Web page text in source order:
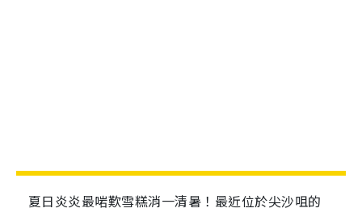
夏日炎炎最啱歎雪糕消一清暑！最近位於尖沙咀的